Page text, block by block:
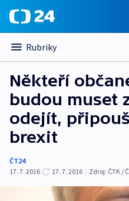
Rubriky
Někteří
budou muset
odejít,
brexit
ČT24
17. 7. 2016
17. 7. 2016 | Zdroj: ČTK /